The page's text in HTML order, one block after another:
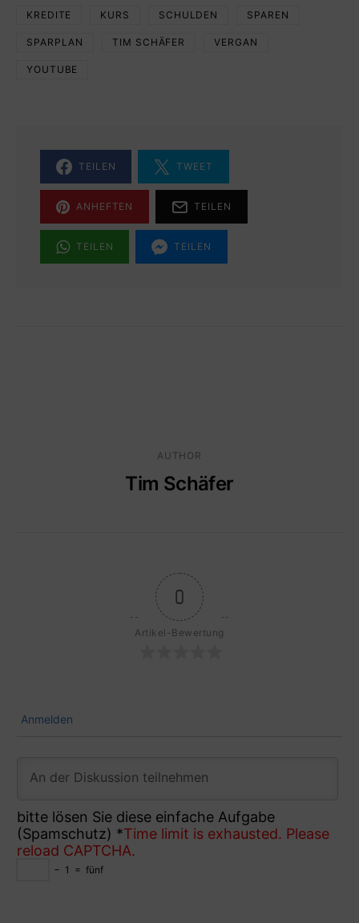
KREDITE KURS SCHULDEN SPAREN
SPARPLAN TIM SCHÄFER VERGAN
YOUTUBE
TEILEN TWEET
ANHEFTEN TEILEN
TEILEN TEILEN
AUTHOR
Tim Schäfer
0
Artikel-Bewertung
Anmelden
bitte lösen Sie diese einfache Aufgabe
(Spamschutz) *Time limit is exhausted. Please
reload CAPTCHA.
− 1 = fünf